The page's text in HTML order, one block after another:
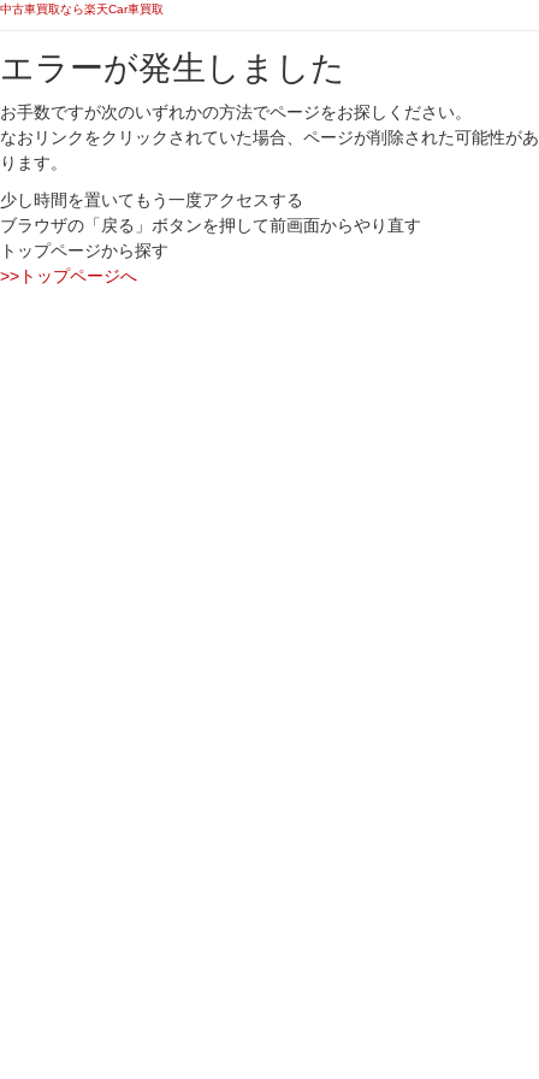
中古車買取なら楽天Car車買取
エラーが発生しました
お手数ですが次のいずれかの方法でページをお探しください。
なおリンクをクリックされていた場合、ページが削除された可能性があ
ります。
少し時間を置いてもう一度アクセスする
ブラウザの「戻る」ボタンを押して前画面からやり直す
トップページから探す
>>トップページへ